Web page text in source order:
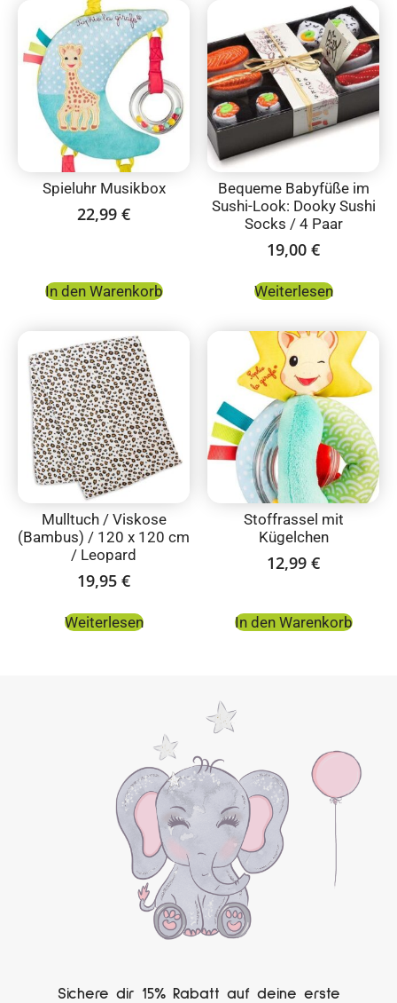
Spieluhr Musikbox
22,99 €
In den Warenkorb
Bequeme Babyfüße im
Sushi-Look: Dooky Sushi
Socks / 4 Paar
19,00 €
Weiterlesen
Mulltuch / Viskose
(Bambus) / 120 x 120 cm
/ Leopard
19,95 €
Weiterlesen
Stoffrassel mit
Kügelchen
12,99 €
In den Warenkorb
Sichere dir 15% Rabatt auf deine erste